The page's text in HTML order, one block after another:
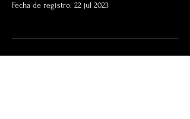
Fecha de registro: 22 jul 2023